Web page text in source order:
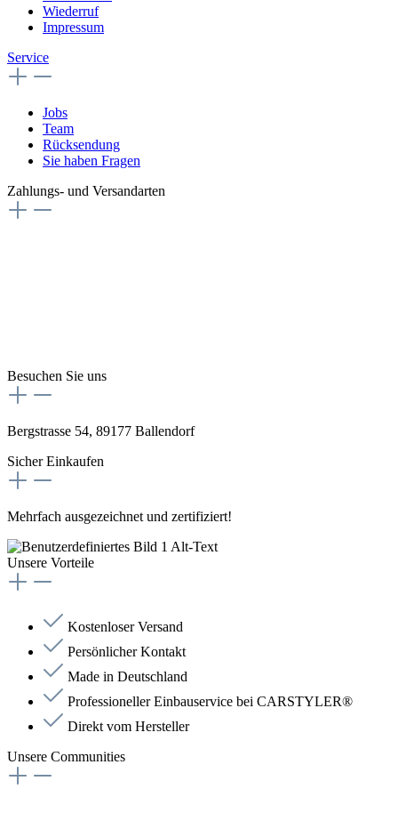
Wiederruf
Impressum
Service
Jobs
Team
Rücksendung
Sie haben Fragen
Zahlungs- und Versandarten
Besuchen Sie uns
Bergstrasse 54, 89177 Ballendorf
Sicher Einkaufen
Mehrfach ausgezeichnet und zertifiziert!
Unsere Vorteile
Kostenloser Versand
Persönlicher Kontakt
Made in Deutschland
Professioneller Einbauservice bei CARSTYLER®
Direkt vom Hersteller
Unsere Communities